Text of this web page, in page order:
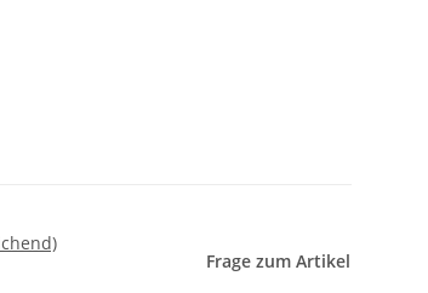
Frage zum Artikel